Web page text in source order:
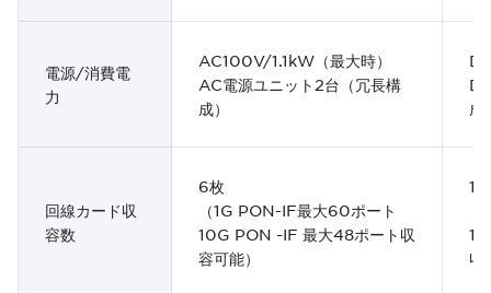
電源/消費電
力
AC100V/1.1kW（最大時）
AC電源ユニット2台（冗長構
成）
成
回線カード収
容数
6枚
（1G PON-IF最大60ポート
10G PON -IF 最大48ポート収
容可能）
16
収